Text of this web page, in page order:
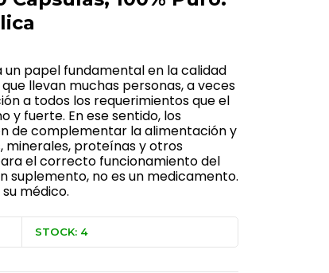
papel fundamental en la calidad
llevan muchas personas, a veces
a todos los requerimientos que el
y fuerte. En ese sentido, los
de complementar la alimentación y
minerales, proteínas y otros
el correcto funcionamiento del
suplemento, no es un medicamento.
médico.
STOCK: 4